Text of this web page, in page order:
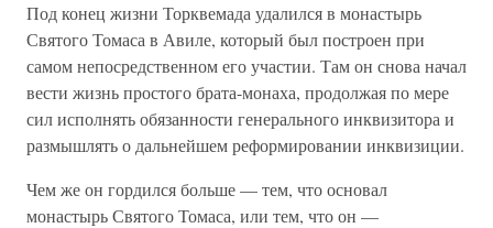
Под конец жизни Торквемада удалился в монастырь
Святого Томаса в Авиле, который был построен при
самом непосредственном его участии. Там он снова начал
вести жизнь простого брата-монаха, продолжая по мере
сил исполнять обязанности генерального инквизитора и
размышлять о дальнейшем реформировании инквизиции.
Чем же он гордился больше — тем, что основал
монастырь Святого Томаса, или тем, что он —